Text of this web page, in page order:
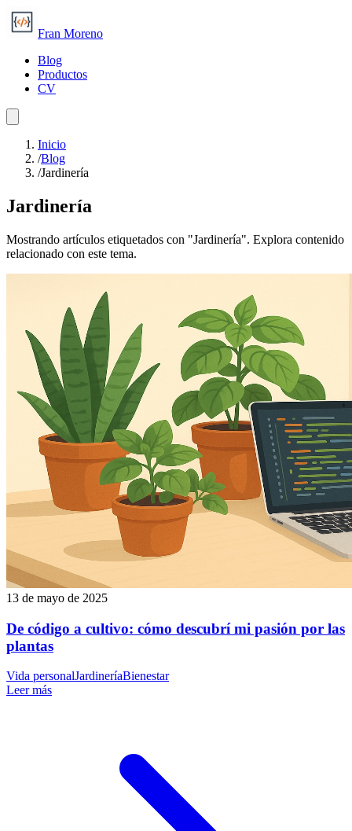
Fran Moreno
Blog
Productos
CV
Inicio
/Blog
/Jardinería
Jardinería
Mostrando artículos etiquetados con "Jardinería". Explora contenido
relacionado con este tema.
13 de mayo de 2025
De código a cultivo: cómo descubrí mi pasión por las
plantas
Vida personalJardineríaBienestar
Leer más